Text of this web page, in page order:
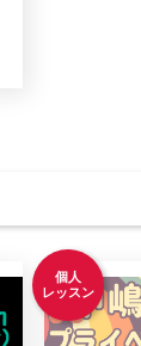
個人
レッスン